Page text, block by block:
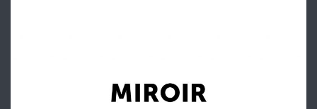
Miroir
D.O. Nouvelles